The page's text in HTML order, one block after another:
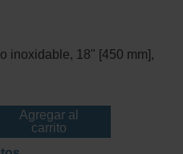
inoxidable, 18" [450 mm],
Agregar al
carrito